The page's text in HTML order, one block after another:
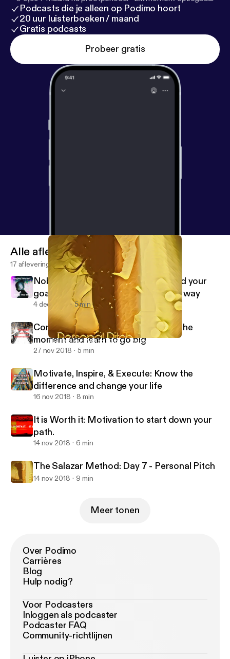
Podcasts die je alleen op Podimo hoort
20 uur luisterboeken / maand
Gratis podcasts
Probeer gratis
The Salazar Method: Day 7 - Personal Pitch
Joe & The Method
Alle afleveringen
17 afleveringen
Nobody's Perfect: Drive hard toward your
goals and forgive yourself along the way
4 dec 2018 5 min
Commit Without Reservation: Face the
moment and learn to go big
27 nov 2018 5 min
Motivate, Inspire, & Execute: Know the
difference and change your life
16 nov 2018 8 min
It is Worth it: Motivation to start down your
path.
14 nov 2018 6 min
The Salazar Method: Day 7 - Personal Pitch
14 nov 2018 9 min
Meer tonen
Over Podimo
Carrières
Blog
Hulp nodig?
Voor Podcasters
Inloggen als podcaster
Podcaster FAQ
Community-richtlijnen